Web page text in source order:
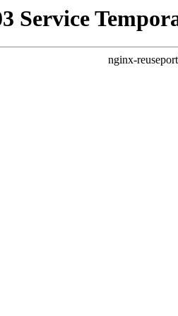
Service
nginx-